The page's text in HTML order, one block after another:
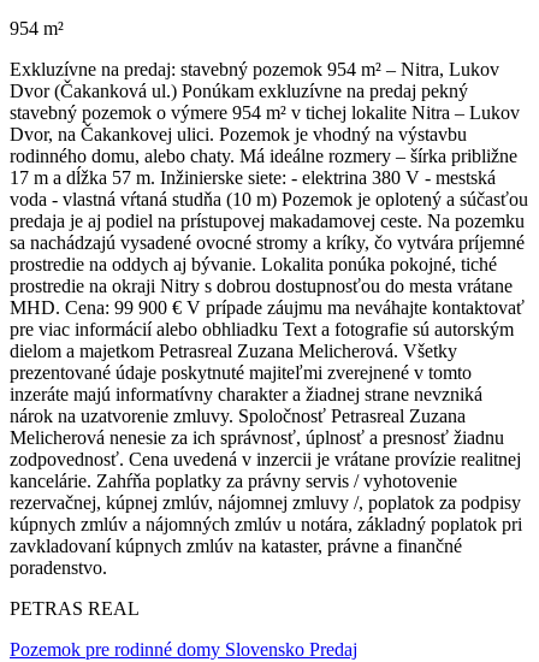
954 m²
Exkluzívne na predaj: stavebný pozemok 954 m² – Nitra, Lukov
Dvor (Čakanková ul.) Ponúkam exkluzívne na predaj pekný
stavebný pozemok o výmere 954 m² v tichej lokalite Nitra – Lukov
Dvor, na Čakankovej ulici. Pozemok je vhodný na výstavbu
rodinného domu, alebo chaty. Má ideálne rozmery – šírka približne
17 m a dĺžka 57 m. Inžinierske siete: - elektrina 380 V - mestská
voda - vlastná vŕtaná studňa (10 m) Pozemok je oplotený a súčasťou
predaja je aj podiel na prístupovej makadamovej ceste. Na pozemku
sa nachádzajú vysadené ovocné stromy a kríky, čo vytvára príjemné
prostredie na oddych aj bývanie. Lokalita ponúka pokojné, tiché
prostredie na okraji Nitry s dobrou dostupnosťou do mesta vrátane
MHD. Cena: 99 900 € V prípade záujmu ma neváhajte kontaktovať
pre viac informácií alebo obhliadku Text a fotografie sú autorským
dielom a majetkom Petrasreal Zuzana Melicherová. Všetky
prezentované údaje poskytnuté majiteľmi zverejnené v tomto
inzeráte majú informatívny charakter a žiadnej strane nevzniká
nárok na uzatvorenie zmluvy. Spoločnosť Petrasreal Zuzana
Melicherová nenesie za ich správnosť, úplnosť a presnosť žiadnu
zodpovednosť. Cena uvedená v inzercii je vrátane provízie realitnej
kancelárie. Zahŕňa poplatky za právny servis / vyhotovenie
rezervačnej, kúpnej zmlúv, nájomnej zmluvy /, poplatok za podpisy
kúpnych zmlúv a nájomných zmlúv u notára, základný poplatok pri
zavkladovaní kúpnych zmlúv na kataster, právne a finančné
poradenstvo.
PETRAS REAL
Pozemok pre rodinné domy Slovensko Predaj